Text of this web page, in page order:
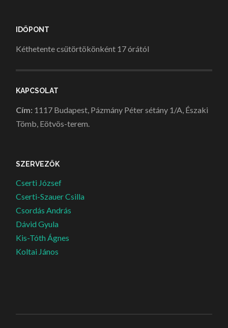
IDŐPONT
Kéthetente csütörtökönként 17 órától
KAPCSOLAT
Cím: 1117 Budapest, Pázmány Péter sétány 1/A, Északi
Tömb, Eötvös-terem.
SZERVEZŐK
Cserti József
Cserti-Szauer Csilla
Csordás András
Dávid Gyula
Kis-Tóth Ágnes
Koltai János